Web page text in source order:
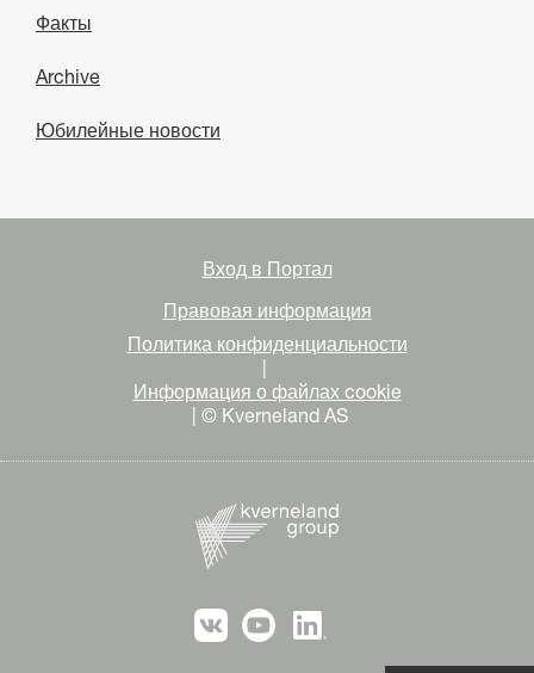
Факты
Archive
Юбилейные новости
Вход в Портал
Правовая информация
Политика конфиденциальности
Информация о файлах cookie
| © Kverneland AS